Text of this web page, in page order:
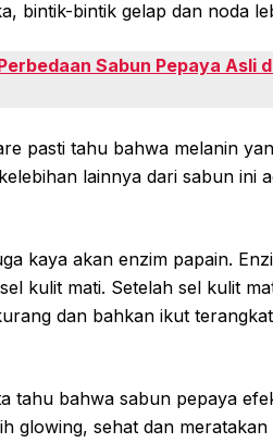
bintik-bintik gelap dan noda
Sabun Pepaya Asli
pasti tahu bahwa melanin
lainnya dari sabun ini
kaya akan enzim papain.
kulit mati. Setelah sel kulit
dan bahkan ikut
tahu bahwa sabun pepaya
glowing, sehat dan